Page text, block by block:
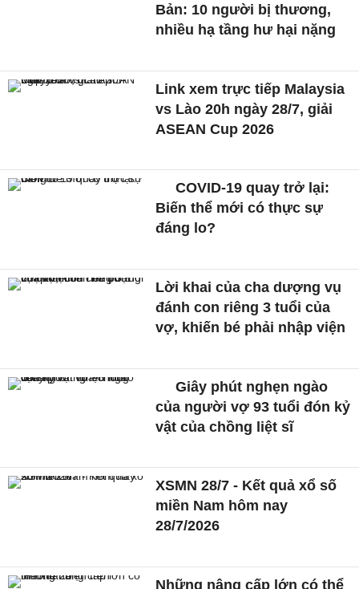
Bản: 10 người bị thương,
nhiều hạ tầng hư hại nặng
Link xem trực tiếp Malaysia
vs Lào 20h ngày 28/7, giải
ASEAN Cup 2026
COVID-19 quay trở lại:
Biến thể mới có thực sự
đáng lo?
Lời khai của cha dượng vụ
đánh con riêng 3 tuổi của
vợ, khiến bé phải nhập viện
Giây phút nghẹn ngào
của người vợ 93 tuổi đón kỷ
vật của chồng liệt sĩ
XSMN 28/7 - Kết quả xổ số
miền Nam hôm nay
28/7/2026
Những nâng cấp lớn có thể